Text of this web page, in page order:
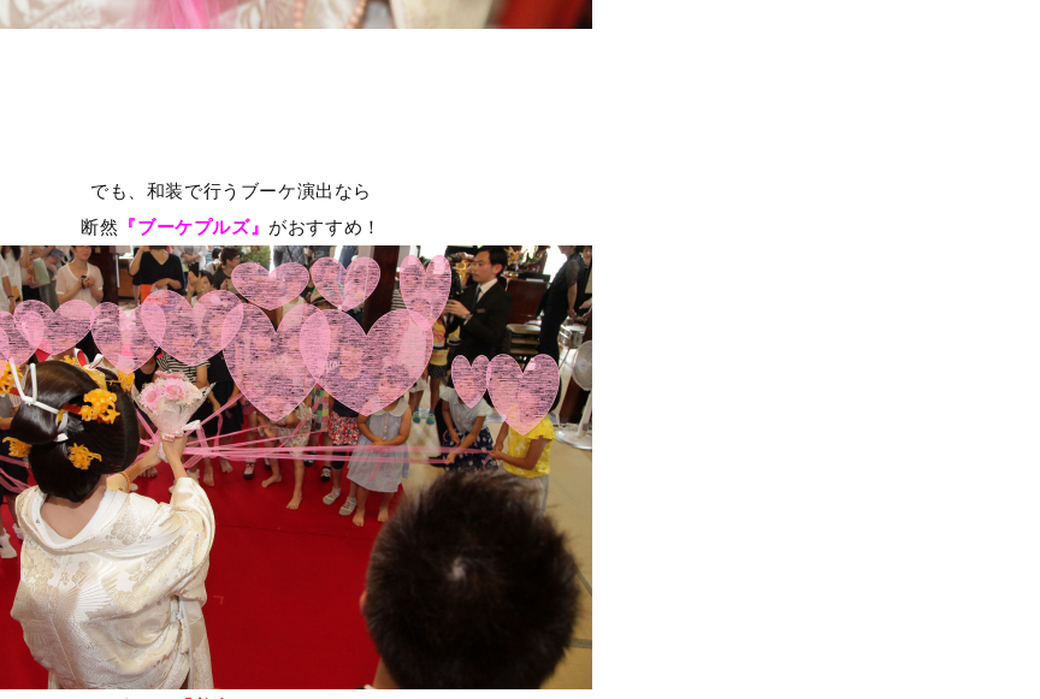
でも、和装で行うブーケ演出なら
断然 『ブーケプルズ』 がおすすめ！